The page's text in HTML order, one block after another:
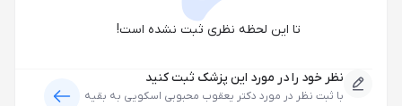
تا این لحظه نظری ثبت نشده است!
نظر خود را در مورد این پزشک ثبت کنید
با ثبت نظر در مورد دکتر یعقوب محبوبی اسکویی به بقیه